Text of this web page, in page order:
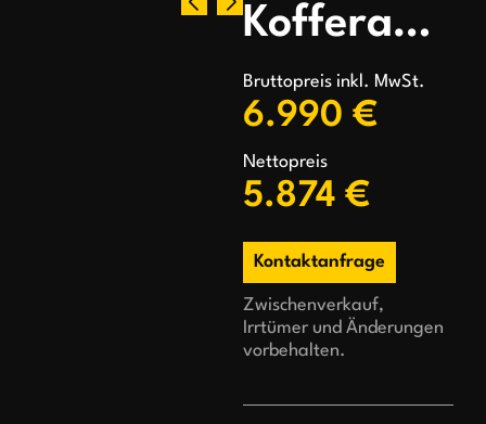
Kofferanhänger
Bruttopreis inkl. MwSt.
6.990 €
Nettopreis
5.874 €
Kontaktanfrage
Zwischenverkauf,
Irrtümer und Änderungen
vorbehalten.